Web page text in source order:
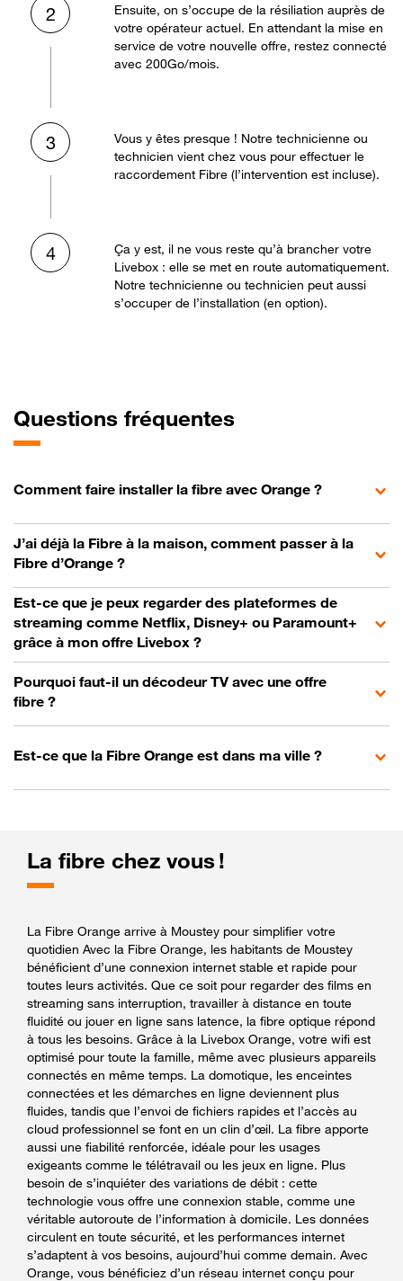
2
Ensuite, on s’occupe de la résiliation auprès de
votre opérateur actuel. En attendant la mise en
service de votre nouvelle offre, restez connecté
avec 200Go/mois.
3
Vous y êtes presque ! Notre technicienne ou
technicien vient chez vous pour effectuer le
raccordement Fibre (l’intervention est incluse).
4
Ça y est, il ne vous reste qu’à brancher votre
Livebox : elle se met en route automatiquement.
Notre technicienne ou technicien peut aussi
s’occuper de l’installation (en option).
Questions fréquentes
Comment faire installer la fibre avec Orange ?
J’ai déjà la Fibre à la maison, comment passer à la
Fibre d’Orange ?
Est-ce que je peux regarder des plateformes de
streaming comme Netflix, Disney+ ou Paramount+
grâce à mon offre Livebox ?
Pourquoi faut-il un décodeur TV avec une offre
fibre ?
Est-ce que la Fibre Orange est dans ma ville ?
La fibre chez vous !
La Fibre Orange arrive à Moustey pour simplifier votre
quotidien Avec la Fibre Orange, les habitants de Moustey
bénéficient d’une connexion internet stable et rapide pour
toutes leurs activités. Que ce soit pour regarder des films en
streaming sans interruption, travailler à distance en toute
fluidité ou jouer en ligne sans latence, la fibre optique répond
à tous les besoins. Grâce à la Livebox Orange, votre wifi est
optimisé pour toute la famille, même avec plusieurs appareils
connectés en même temps. La domotique, les enceintes
connectées et les démarches en ligne deviennent plus
fluides, tandis que l’envoi de fichiers rapides et l’accès au
cloud professionnel se font en un clin d’œil. La fibre apporte
aussi une fiabilité renforcée, idéale pour les usages
exigeants comme le télétravail ou les jeux en ligne. Plus
besoin de s’inquiéter des variations de débit : cette
technologie vous offre une connexion stable, comme une
véritable autoroute de l’information à domicile. Les données
circulent en toute sécurité, et les performances internet
s’adaptent à vos besoins, aujourd’hui comme demain. Avec
Orange, vous bénéficiez d’un réseau internet conçu pour